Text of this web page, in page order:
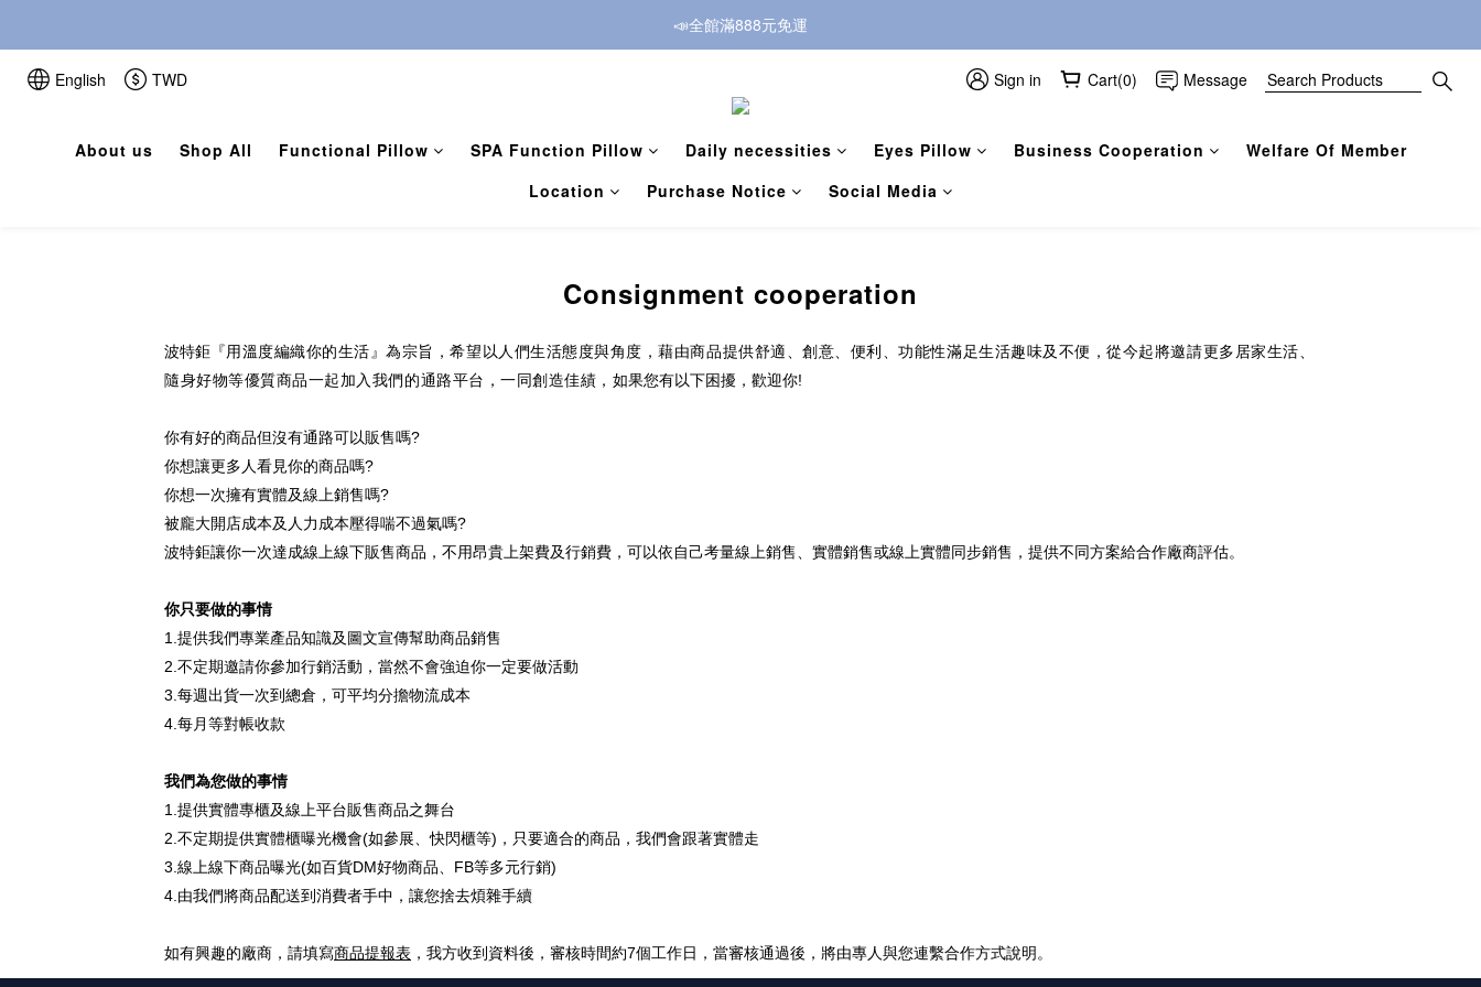
📣全館滿888元免運
English TWD Sign in Cart(0) Message
About us Shop All Functional Pillow SPA Function Pillow Daily necessities Eyes Pillow Business Cooperation
Welfare Of Member
Location
Purchase Notice Social Media
Consignment cooperation
波特鉅『用溫度編織你的生活』為宗旨，希望以人們生活態度與角度，藉由商品提供舒適、創意、便利、功能性滿足生活趣味及不便，從今起將邀請更多居家生活、
隨身好物等優質商品一起加入我們的通路平台，一同創造佳績， 如果您有以下困擾，歡迎你!
你有好的商品但沒有通路可以販售嗎?
你想讓更多人看見你的商品嗎?
你想一次擁有實體及線上銷售嗎?
被龐大開店成本及人力成本壓得喘不過氣嗎?
波特鉅讓你一次達成線上線下販售商品，不用昂貴上架費及行銷費，可以依自己考量線上銷售、實體銷售或線上實體同步銷售，提供不同方案給合作廠商評估。
你只要做的事情
1.提供我們專業產品知識及圖文宣傳幫助商品銷售
2.不定期邀請你參加行銷活動，當然不會強迫你一定要做活動
3.每週出貨一次到總倉，可平均分擔物流成本
4.每月等對帳收款
我們為您做的事情
1.提供實體專櫃及線上平台販售商品之舞台
2.不定期提供實體櫃曝光機會(如參展、快閃櫃等) ，只要適合的商品，我們會跟著實體走
3.線上線下商品曝光(如百貨DM好物商品、 FB等多元行銷)
4.由我們將商品配送到消費者手中，讓您捨去煩雜手續
如有興趣的廠商，請填寫商品提報表 ，我方收到資料後，審核時間約7個工作日，當審核通過後，將由專人與您連繫合作方式說明。